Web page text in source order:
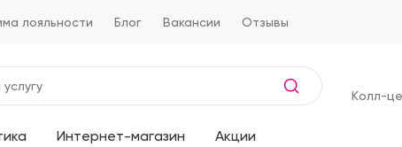
лояльности Блог Вакансии Отзывы
Kолл-
Интернет-магазин Акции